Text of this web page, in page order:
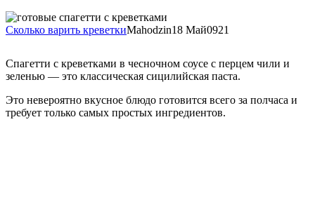
Сколько варить креветкиMahodzin18 Май0921
Спагетти с креветками в чесночном соусе с перцем чили и
зеленью — это классическая сицилийская паста.
Это невероятно вкусное блюдо готовится всего за полчаса и
требует только самых простых ингредиентов.